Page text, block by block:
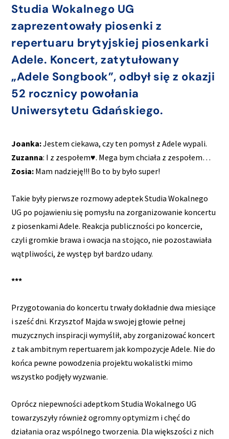
Studia Wokalnego UG
zaprezentowały piosenki z
repertuaru brytyjskiej piosenkarki
Adele. Koncert, zatytułowany
„Adele Songbook”, odbył się z okazji
52 rocznicy powołania
Uniwersytetu Gdańskiego.
Joanka:Jestem ciekawa, czy ten pomysł z Adele wypali.
Zuzanna: I z zespołem♥. Mega bym chciała z zespołem…
Zosia: Mam nadzieję!!! Bo to by było super!
Takie były pierwsze rozmowy adeptek Studia Wokalnego
UG po pojawieniu się pomysłu na zorganizowanie koncertu
z piosenkami Adele. Reakcja publiczności po koncercie,
czyli gromkie brawa i owacja na stojąco, nie pozostawiała
wątpliwości, że występ był bardzo udany.
***
Przygotowania do koncertu trwały dokładnie dwa miesiące
i sześć dni. Krzysztof Majda w swojej głowie pełnej
muzycznych inspiracji wymyślił, aby zorganizować koncert
z tak ambitnym repertuarem jak kompozycje Adele. Nie do
końca pewne powodzenia projektu wokalistki mimo
wszystko podjęły wyzwanie.
Oprócz niepewności adeptkom Studia Wokalnego UG
towarzyszyły również ogromny optymizm i chęć do
działania oraz wspólnego tworzenia. Dla większości z nich